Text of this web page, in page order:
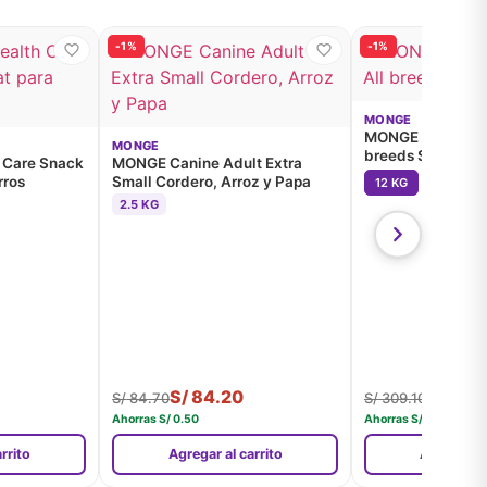
Snack
-1%
MONGE
MONGE Canine Adult Extra
Small Cordero, Arroz y Papa
2.5 KG
S/84.70S/84.20
AhorrasS/0.50
Agregar al carrito
-1%
MONGE
MONGE Canine
breeds Salmón y
12 KG
S/309.10
AhorrasS/
Agregar